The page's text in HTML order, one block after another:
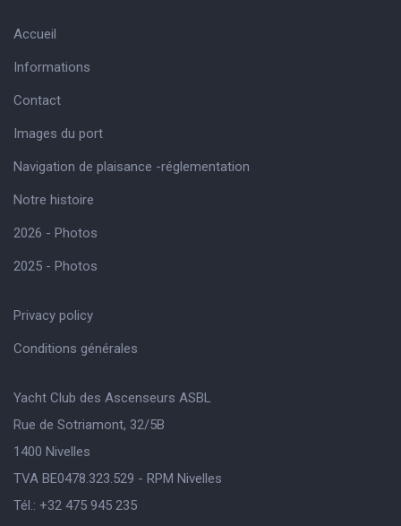
Accueil
Informations
Contact
Images du port
Navigation de plaisance -réglementation
Notre histoire
2026 - Photos
2025 - Photos
Privacy policy
Conditions générales
Yacht Club des Ascenseurs ASBL
Rue de Sotriamont, 32/5B
1400 Nivelles
TVA BE0478.323.529 - RPM Nivelles
Tél.: +32 475 945 235